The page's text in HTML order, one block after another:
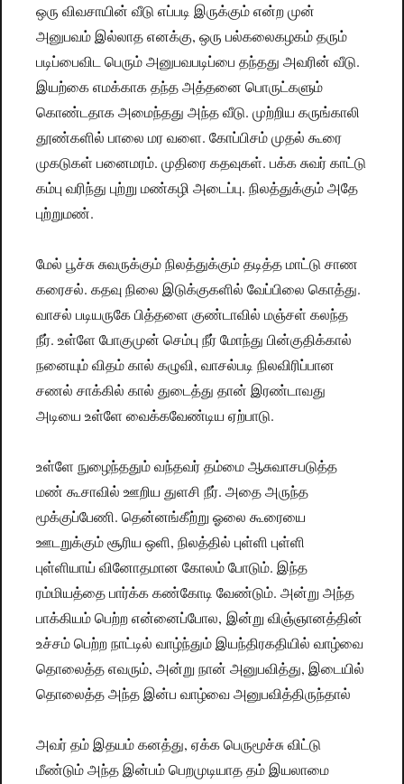
ஒரு விவசாயின் வீடு எப்படி இருக்கும் என்ற முன்
அனுபவம் இல்லாத எனக்கு, ஒரு பல்கலைகழகம் தரும்
படிப்பைவிட பெரும் அனுபவபடிப்பை தந்தது அவரின் வீடு.
இயற்கை எமக்காக தந்த அத்தனை பொருட்களும்
கொண்டதாக அமைந்தது அந்த வீடு. முற்றிய கருங்காலி
தூண்களில் பாலை மர வளை. கோப்பிசம் முதல் கூரை
முகடுகள் பனைமரம். முதிரை கதவுகள். பக்க சுவர் காட்டு
கம்பு வரிந்து புற்று மண்கழி அடைப்பு. நிலத்துக்கும் அதே
புற்றுமண்.
மேல் பூச்சு சுவருக்கும் நிலத்துக்கும் தடித்த மாட்டு சாண
கரைசல். கதவு நிலை இடுக்குகளில் வேப்பிலை கொத்து.
வாசல் படியருகே பித்தளை குண்டாவில் மஞ்சள் கலந்த
நீர். உள்ளே போகுமுன் செம்பு நீர் மோந்து பின்குதிக்கால்
நனையும் விதம் கால் கழுவி, வாசல்படி நிலவிரிப்பான
சணல் சாக்கில் கால் துடைத்து தான் இரண்டாவது
அடியை உள்ளே வைக்கவேண்டிய ஏற்பாடு.
உள்ளே நுழைந்ததும் வந்தவர் தம்மை ஆசுவாசபடுத்த
மண் கூசாவில் ஊறிய துளசி நீர். அதை அருந்த
மூக்குப்பேணி. தென்னங்கீற்று ஓலை கூரையை
ஊடறுக்கும் சூரிய ஒளி, நிலத்தில் புள்ளி புள்ளி
புள்ளியாய் வினோதமான கோலம் போடும். இந்த
ரம்மியத்தை பார்க்க கண்கோடி வேண்டும். அன்று அந்த
பாக்கியம் பெற்ற என்னைப்போல, இன்று விஞ்ஞானத்தின்
உச்சம் பெற்ற நாட்டில் வாழ்ந்தும் இயந்திரகதியில் வாழ்வை
தொலைத்த எவரும், அன்று நான் அனுபவித்து, இடையில்
தொலைத்த அந்த இன்ப வாழ்வை அனுபவித்திருந்தால்
அவர் தம் இதயம் கனத்து, ஏக்க பெருமூச்சு விட்டு
மீண்டும் அந்த இன்பம் பெறமுடியாத தம் இயலாமை